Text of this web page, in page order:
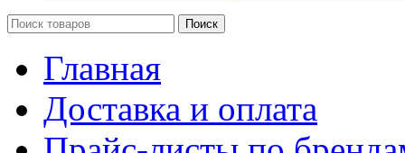
Поиск
Главная
Доставка и оплата